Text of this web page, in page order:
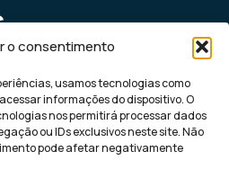
o consentimento
usamos tecnologias como
informações do dispositivo. O
nos permitirá processar dados
ou IDs exclusivos neste site. Não
pode afetar negativamente